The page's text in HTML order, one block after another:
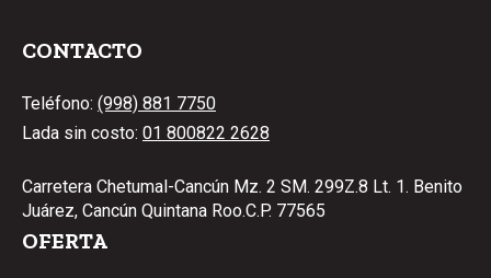
CONTACTO
Teléfono: (998) 881 7750
Lada sin costo: 01 800822 2628
Carretera Chetumal-Cancún Mz. 2 SM. 299Z.8 Lt. 1. Benito
Juárez, Cancún Quintana Roo.C.P. 77565
OFERTA